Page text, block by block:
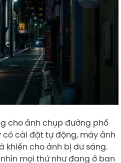
cho ảnh chụp đường phố
cài đặt tự động, máy ảnh
khiến cho ảnh bị dư sáng.
mọi thứ như đang ở ban